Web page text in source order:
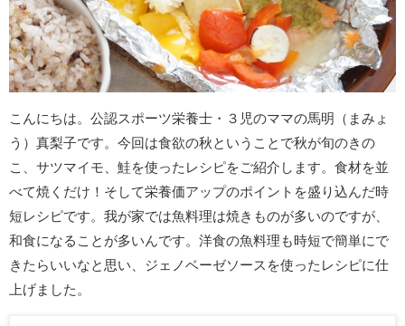
こんにちは。公認スポーツ栄養士・３児のママの馬明（まみょ
う）真梨子です。今回は食欲の秋ということで秋が旬のきの
こ、サツマイモ、鮭を使ったレシピをご紹介します。食材を並
べて焼くだけ！そして栄養価アップのポイントを盛り込んだ時
短レシピです。我が家では魚料理は焼きものが多いのですが、
和食になることが多いんです。洋食の魚料理も時短で簡単にで
きたらいいなと思い、ジェノベーゼソースを使ったレシピに仕
上げました。